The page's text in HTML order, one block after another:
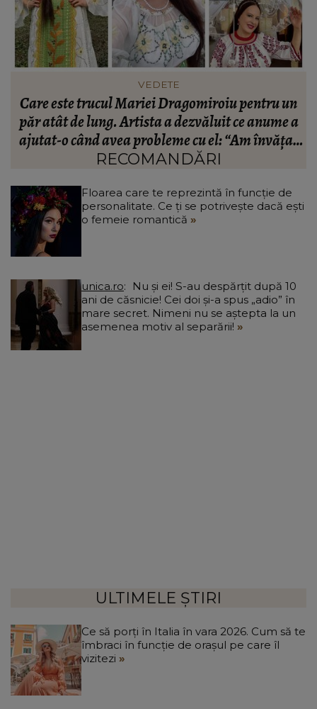
FASHION
Ce să porți în Italia în vara 2026. Cum să te
îmbraci în funcție de orașul pe care îl vizitezi
RECOMANDĂRI
Floarea care te reprezintă în funcție de
personalitate. Ce ți se potrivește dacă ești
o femeie romantică
unica.ro
ani de căsnicie! Cei doi și-a spus „adio” în
mare secret. Nimeni nu se aștepta la un
asemenea motiv al separării!
ULTIMELE ȘTIRI
Ce să porți în Italia în vara 2026. Cum să te
îmbraci în funcție de orașul pe care îl
vizitezi